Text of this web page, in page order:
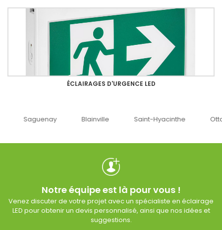
ÉCLAIRAGES D'URGENCE LED
Blainville Saint-Hyacinthe Ottawa
Notre équipe est là pour vous !
Venez discuter de votre projet avec un spécialiste en éclairage
LED pour obtenir un devis personnalisé, ainsi que nos idées et
suggestions.